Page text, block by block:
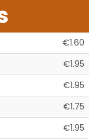
€1.60
€1.95
€1.95
€1.75
€1.95